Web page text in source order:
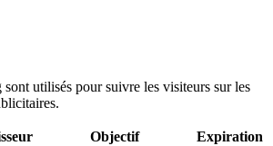
utilisés pour suivre les visiteurs sur les
Objectif
Expiration